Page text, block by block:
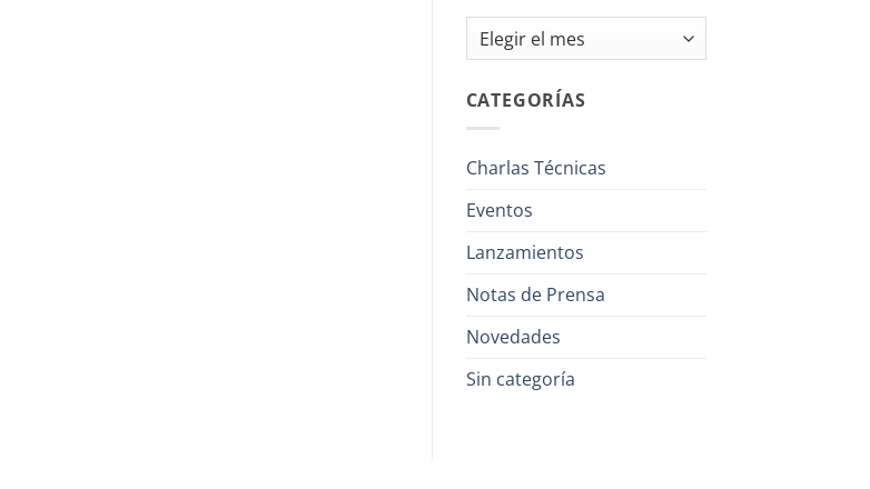
Archivos
CATEGORÍAS
Charlas Técnicas
Eventos
Lanzamientos
Notas de Prensa
Novedades
Sin categoría